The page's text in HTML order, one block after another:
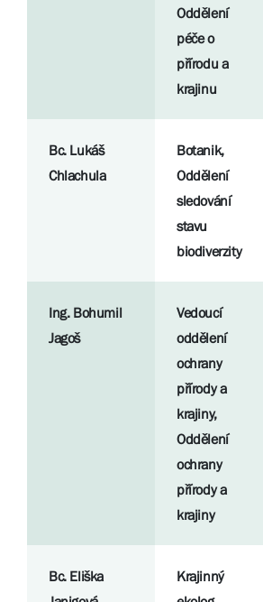
Oddělení
péče o
přírodu a
krajinu
Bc. Lukáš
Chlachula
Botanik,
Oddělení
sledování
stavu
biodiverzity
Ing. Bohumil
Jagoš
Vedoucí
oddělení
ochrany
přírody a
krajiny,
Oddělení
ochrany
přírody a
krajiny
Bc. Eliška
Krajinný